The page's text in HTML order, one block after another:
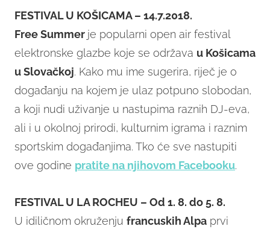
FESTIVAL U KOŠICAMA – 14.7.2018.
Free Summer je popularni open air festival
elektronske glazbe koje se održava u Košicama
u Slovačkoj. Kako mu ime sugerira, riječ je o
događanju na kojem je ulaz potpuno slobodan,
a koji nudi uživanje u nastupima raznih DJ-eva,
ali i u okolnoj prirodi, kulturnim igrama i raznim
sportskim događanjima. Tko će sve nastupiti
ove godine pratite na njihovom Facebooku.
FESTIVAL U LA ROCHEU – Od 1. 8. do 5. 8.
U idiličnom okruženju francuskih Alpa prvi